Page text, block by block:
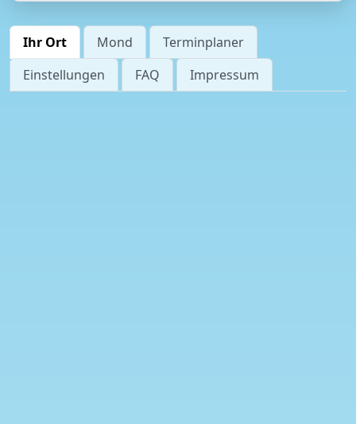
Ihr Ort Mond
Terminplaner
Einstellungen
FAQ Impressum